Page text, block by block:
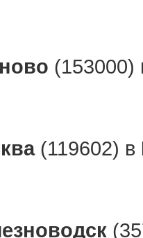
(119602) в